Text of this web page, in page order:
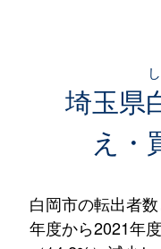
埼玉県
え・
白岡市の転出者
年度から2021年